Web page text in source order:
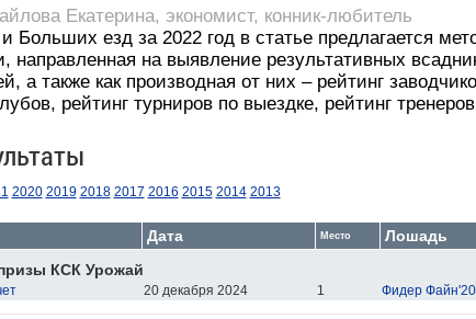
Екатерина, экономист, конник-любитель
езд за 2022 год в статье предлагается
направленная на выявление результативных
а также как производная от них – рейтинг
рейтинг турниров по выездке, рейтинг
2020 2019 2018 2017 2016 2015 2014 2013
Дата Место Лошадь
КСК Урожай
20 декабря 2024 1 Фидер